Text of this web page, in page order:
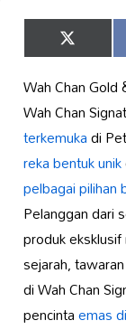
Share
on
X
(Twitter)
Wah Chan
Wah Chan
terkemukadi
reka bentuk unik
pelbagai pilihan
Pelanggan dari
produk
sejarah,
di Wah Chan
pencintaemas